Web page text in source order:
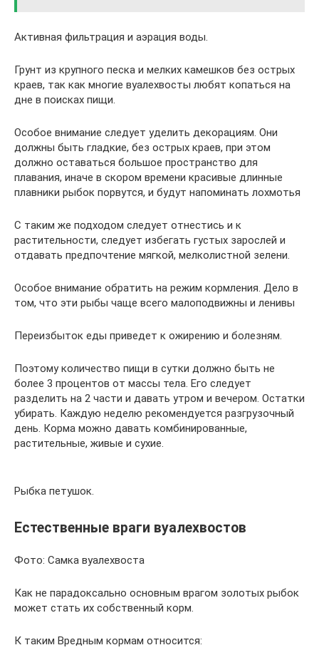
Активная фильтрация и аэрация воды.
Грунт из крупного песка и мелких камешков без острых
краев, так как многие вуалехвосты любят копаться на
дне в поисках пищи.
Особое внимание следует уделить декорациям. Они
должны быть гладкие, без острых краев, при этом
должно оставаться большое пространство для
плавания, иначе в скором времени красивые длинные
плавники рыбок порвутся, и будут напоминать лохмотья
С таким же подходом следует отнестись и к
растительности, следует избегать густых зарослей и
отдавать предпочтение мягкой, мелколистной зелени.
Особое внимание обратить на режим кормления. Дело в
том, что эти рыбы чаще всего малоподвижны и ленивы
Переизбыток еды приведет к ожирению и болезням.
Поэтому количество пищи в сутки должно быть не
более 3 процентов от массы тела. Его следует
разделить на 2 части и давать утром и вечером. Остатки
убирать. Каждую неделю рекомендуется разгрузочный
день. Корма можно давать комбинированные,
растительные, живые и сухие.
Рыбка петушок.
Естественные враги вуалехвостов
Фото: Самка вуалехвоста
Как не парадоксально основным врагом золотых рыбок
может стать их собственный корм.
К таким Вредным кормам относится: